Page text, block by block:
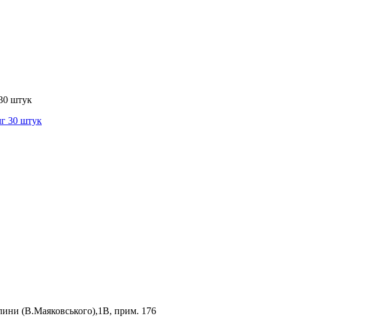
штук
(В.Маяковського),1В, прим. 176